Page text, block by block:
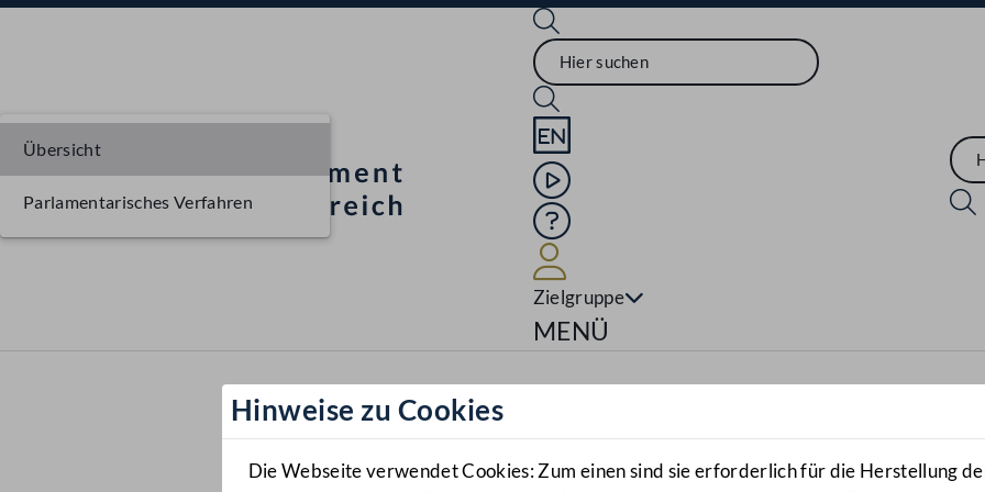
Sprache English
Mediathek
Hilfe
Zielgruppe
Navigationsmenü öffnen
MENÜ
Hinweise zu Cookies
Die Webseite verwendet Cookies: Zum einen sind sie erforderlich für die Herstellung
Übersicht
Parlamentarisches Verfahren